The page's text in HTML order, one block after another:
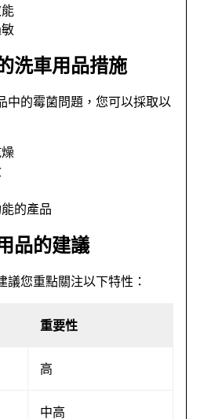
洗車用品措施
中的霉菌問題，您可以採取以
的產品
品的建議
議您重點關注以下特性：
重要性
高
中高